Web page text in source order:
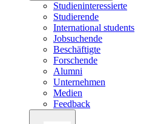
Studieninteressierte
Studierende
International students
Jobsuchende
Beschäftigte
Forschende
Alumni
Unternehmen
Medien
Feedback